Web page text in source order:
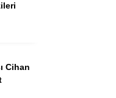
İhbar Hattı
Cihan